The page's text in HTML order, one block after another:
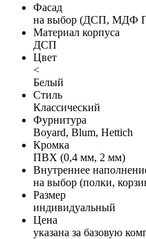
Фасад
на выбор (ДСП, МДФ
Материал корпуса
ДСП
Цвет
<
Белый
Стиль
Классический
Фурнитура
Boyard, Blum, Hettich
Кромка
ПВХ (0,4 мм, 2 мм)
Внутреннее
на выбор (полки,
Размер
индивидуальный
Цена
указана за базовую